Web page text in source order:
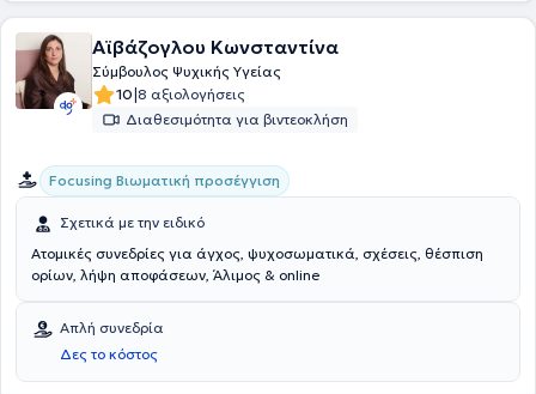
Αϊβάζογλου Κωνσταντίνα
Σύμβουλος Ψυχικής Υγείας
10|8 αξιολογήσεις
Διαθεσιμότητα για βιντεοκλήση
Focusing Βιωματική προσέγγιση
Σχετικά με την ειδικό
Ατομικές συνεδρίες για άγχος, ψυχοσωματικά, σχέσεις, θέσπιση
ορίων, λήψη αποφάσεων, Άλιμος & online
Απλή συνεδρία
Δες το κόστος